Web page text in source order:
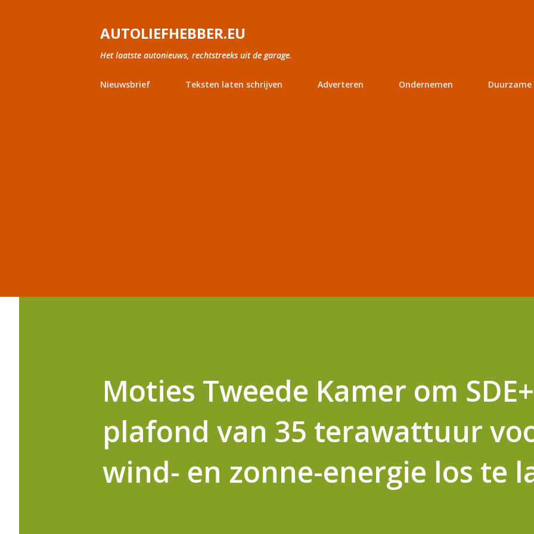
AUTOLIEFHEBBER.EU
Het laatste autonieuws, rechtstreeks uit de garage.
Nieuwsbrief Teksten laten schrijven Adverteren Ondernemen Duurzame
Moties Tweede Kamer om
plafond van 35 terawattuur
wind- en zonne-energie los te